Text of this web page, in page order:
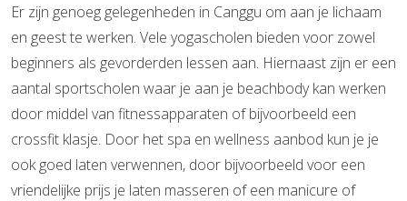
Er zijn genoeg gelegenheden in Canggu om aan je lichaam
en geest te werken. Vele yogascholen bieden voor zowel
beginners als gevorderden lessen aan. Hiernaast zijn er een
aantal sportscholen waar je aan je beachbody kan werken
door middel van fitnessapparaten of bijvoorbeeld een
crossfit klasje. Door het spa en wellness aanbod kun je je
ook goed laten verwennen, door bijvoorbeeld voor een
vriendelijke prijs je laten masseren of een manicure of